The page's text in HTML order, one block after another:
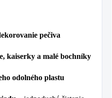
pečiva
kaiserky a malé bochníky
odolného plastu